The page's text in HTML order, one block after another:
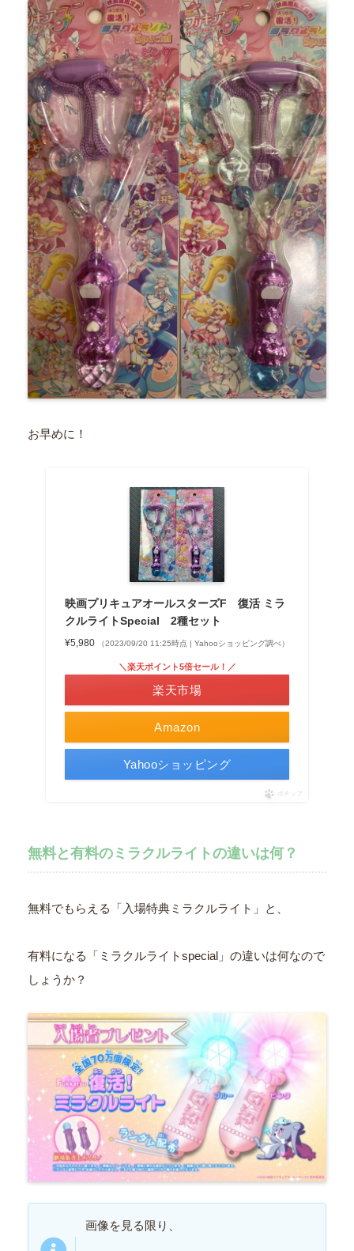
お早めに！
映画プリキュアオールスターズF 復活 ミラ
クルライトSpecial 2種セット
¥5,980 （2023/09/20 11:25時点 | Yahooショッピング調べ）
Amazon
＼楽天ポイント5倍セール！／
楽天市場
Yahooショッピング
ポチップ
無料と有料のミラクルライトの違いは何？
無料でもらえる「入場特典ミラクルライト」と、
有料になる「ミラクルライトspecial」の違いは何なので
しょうか？
画像を見る限り、